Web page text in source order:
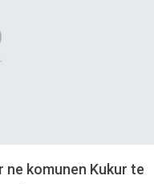
ne komunen Kukur te